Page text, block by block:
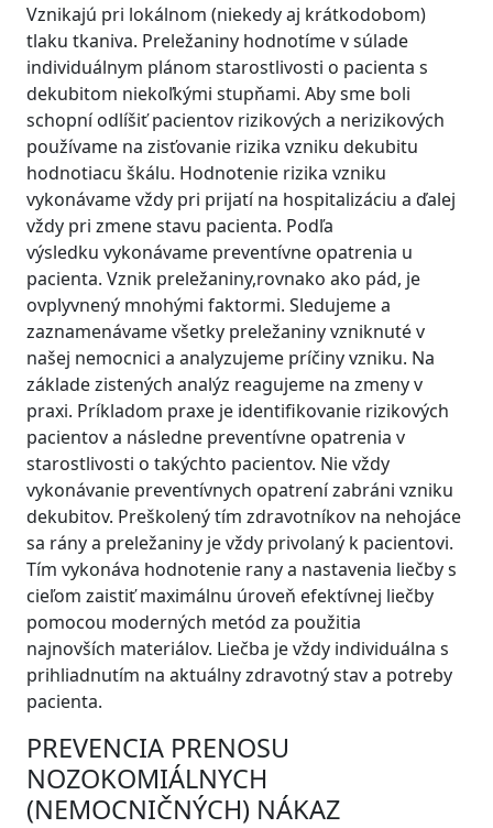
Vznikajú pri lokálnom (niekedy aj krátkodobom)
tlaku tkaniva. Preležaniny hodnotíme v súlade
individuálnym plánom starostlivosti o pacienta s
dekubitom niekoľkými stupňami. Aby sme boli
schopní odlíšiť pacientov rizikových a nerizikových
používame na zisťovanie rizika vzniku dekubitu
hodnotiacu škálu. Hodnotenie rizika vzniku
vykonávame vždy pri prijatí na hospitalizáciu a ďalej
vždy pri zmene stavu pacienta. Podľa
výsledku vykonávame preventívne opatrenia u
pacienta. Vznik preležaniny,rovnako ako pád, je
ovplyvnený mnohými faktormi. Sledujeme a
zaznamenávame všetky preležaniny vzniknuté v
našej nemocnici a analyzujeme príčiny vzniku. Na
základe zistených analýz reagujeme na zmeny v
praxi. Príkladom praxe je identifikovanie rizikových
pacientov a následne preventívne opatrenia v
starostlivosti o takýchto pacientov. Nie vždy
vykonávanie preventívnych opatrení zabráni vzniku
dekubitov. Preškolený tím zdravotníkov na nehojáce
sa rány a preležaniny je vždy privolaný k pacientovi.
Tím vykonáva hodnotenie rany a nastavenia liečby s
cieľom zaistiť maximálnu úroveň efektívnej liečby
pomocou moderných metód za použitia
najnovších materiálov. Liečba je vždy individuálna s
prihliadnutím na aktuálny zdravotný stav a potreby
pacienta.
PREVENCIA PRENOSU
NOZOKOMIÁLNYCH
(NEMOCNIČNÝCH) NÁKAZ